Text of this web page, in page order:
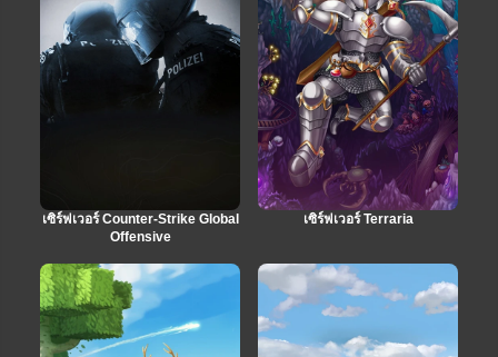
เซิร์ฟเวอร์ Counter-Strike Global
Offensive
เซิร์ฟเวอร์ Terraria